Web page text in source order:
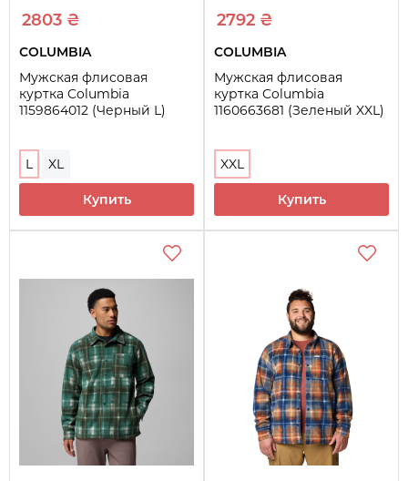
2803 ₴
COLUMBIA
Мужская флисовая
куртка Columbia
1159864012 (Черный L)
L XL
Купить
2792 ₴
COLUMBIA
Мужская флисовая
куртка Columbia
1160663681 (Зеленый XXL)
XXL
Купить